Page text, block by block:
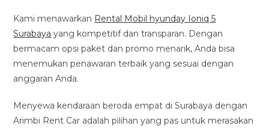
Kami menawarkan Rental Mobil hyunday Ioniq 5
Surabaya yang kompetitif dan transparan. Dengan
bermacam opsi paket dan promo menarik, Anda bisa
menemukan penawaran terbaik yang sesuai dengan
anggaran Anda.
Menyewa kendaraan beroda empat di Surabaya dengan
Arimbi Rent Car adalah pilihan yang pas untuk merasakan